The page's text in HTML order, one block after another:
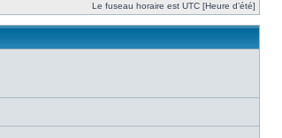
Le fuseau horaire est UTC [Heure d’été]